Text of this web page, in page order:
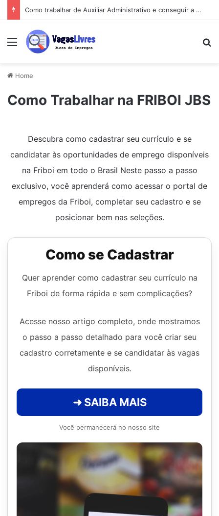
Como trabalhar de Auxiliar Administrativo e conseguir a primeira vaga rápido
Menu
Home
Como Trabalhar na FRIBOI JBS
Descubra como cadastrar seu currículo e se
candidatar às oportunidades de emprego disponíveis
na Friboi em todo o Brasil Neste passo a passo
exclusivo, você aprenderá como acessar o portal de
empregos da Friboi, completar seu cadastro e se
posicionar bem nas seleções.
Como se Cadastrar
Quer aprender como cadastrar seu currículo na
Friboi de forma rápida e sem complicações?
Acesse nosso artigo completo, onde mostramos
o passo a passo detalhado para você criar seu
cadastro corretamente e se candidatar às vagas
disponíveis.
➜ SAIBA MAIS
Você permanecerá no nosso site